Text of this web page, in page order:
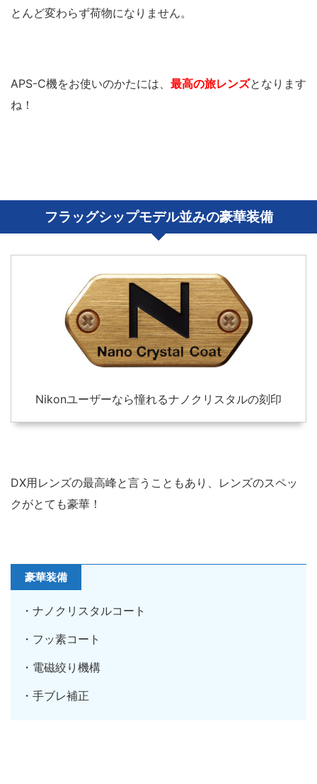
とんど変わらず荷物になりません。
APS-C機をお使いのかたには、 最高の旅レンズとなります
ね！
フラッグシップモデル並みの豪華装備
Nikonユーザーなら憧れるナノクリスタルの刻印
DX用レンズの最高峰と言うこともあり、レンズのスペッ
クがとても豪華！
豪華装備
・ナノクリスタルコート
・フッ素コート
・電磁絞り機構
・手ブレ補正